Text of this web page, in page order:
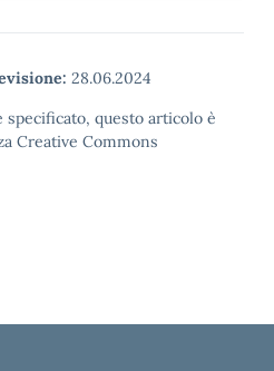
28.06.2024
questo articolo è
Creative Commons